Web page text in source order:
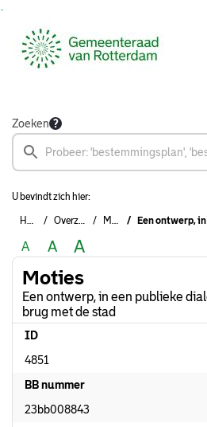
Zoeken
U bevindt zich hier:
Home Overzichten Moties Een ontwerp, in een
A A A
Moties
Een ontwerp, in een publieke
brug met de stad
ID
4851
BB nummer
23bb008843